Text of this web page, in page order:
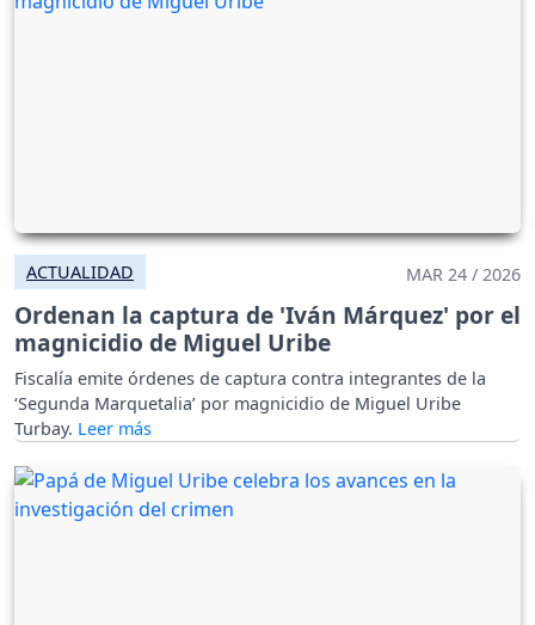
ACTUALIDAD MAR 24 / 2026
Ordenan la captura de 'Iván Márquez' por el
magnicidio de Miguel Uribe
Fiscalía emite órdenes de captura contra integrantes de la
‘Segunda Marquetalia’ por magnicidio de Miguel Uribe
Turbay.